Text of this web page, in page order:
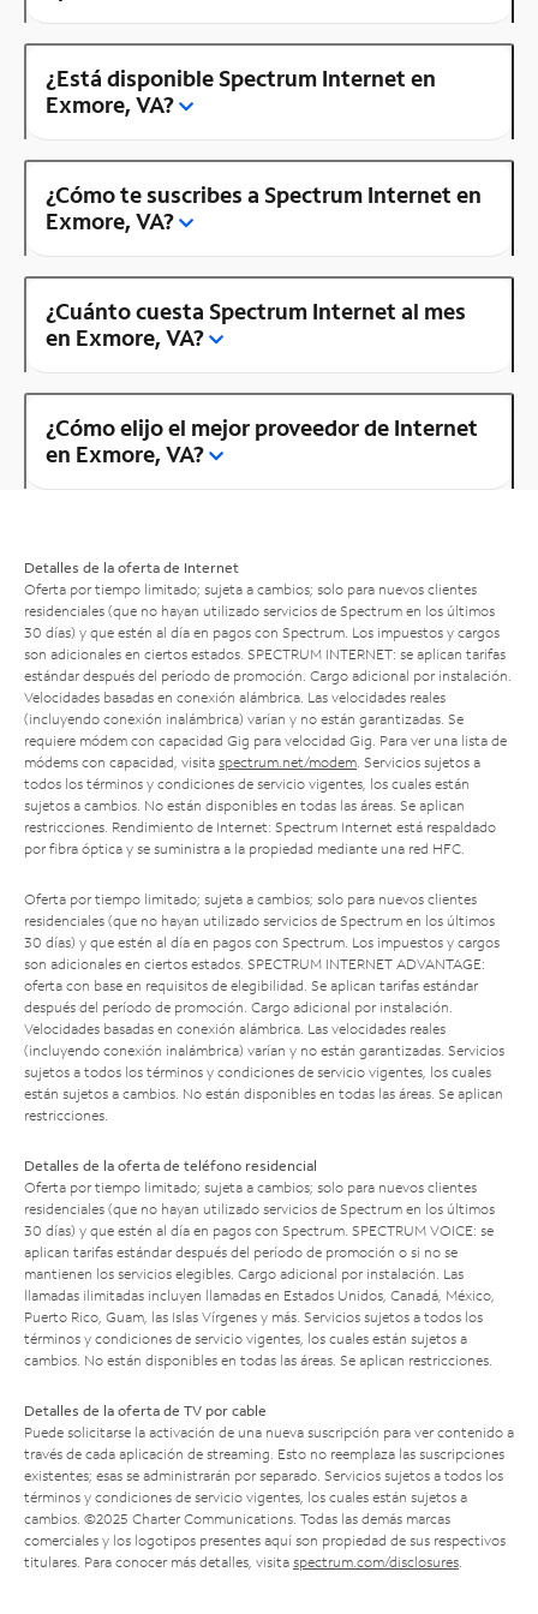
¿Está disponible Spectrum Internet en
Exmore, VA?
¿Cómo te suscribes a Spectrum Internet en
Exmore, VA?
¿Cuánto cuesta Spectrum Internet al mes
en Exmore, VA?
¿Cómo elijo el mejor proveedor de Internet
en Exmore, VA?
Detalles de la oferta de Internet
Oferta por tiempo limitado; sujeta a cambios; solo para nuevos clientes
residenciales (que no hayan utilizado servicios de Spectrum en los últimos
30 días) y que estén al día en pagos con Spectrum. Los impuestos y cargos
son adicionales en ciertos estados. SPECTRUM INTERNET: se aplican tarifas
estándar después del período de promoción. Cargo adicional por instalación.
Velocidades basadas en conexión alámbrica. Las velocidades reales
(incluyendo conexión inalámbrica) varían y no están garantizadas. Se
requiere módem con capacidad Gig para velocidad Gig. Para ver una lista de
módems con capacidad, visita spectrum.net/modem . Servicios sujetos a
todos los términos y condiciones de servicio vigentes, los cuales están
sujetos a cambios. No están disponibles en todas las áreas. Se aplican
restricciones. Rendimiento de Internet: Spectrum Internet está respaldado
por fibra óptica y se suministra a la propiedad mediante una red HFC.
Oferta por tiempo limitado; sujeta a cambios; solo para nuevos clientes
residenciales (que no hayan utilizado servicios de Spectrum en los últimos
30 días) y que estén al día en pagos con Spectrum. Los impuestos y cargos
son adicionales en ciertos estados. SPECTRUM INTERNET ADVANTAGE:
oferta con base en requisitos de elegibilidad. Se aplican tarifas estándar
después del período de promoción. Cargo adicional por instalación.
Velocidades basadas en conexión alámbrica. Las velocidades reales
(incluyendo conexión inalámbrica) varían y no están garantizadas. Servicios
sujetos a todos los términos y condiciones de servicio vigentes, los cuales
están sujetos a cambios. No están disponibles en todas las áreas. Se aplican
restricciones.
Detalles de la oferta de teléfono residencial
Oferta por tiempo limitado; sujeta a cambios; solo para nuevos clientes
residenciales (que no hayan utilizado servicios de Spectrum en los últimos
30 días) y que estén al día en pagos con Spectrum. SPECTRUM VOICE: se
aplican tarifas estándar después del período de promoción o si no se
mantienen los servicios elegibles. Cargo adicional por instalación. Las
llamadas ilimitadas incluyen llamadas en Estados Unidos, Canadá, México,
Puerto Rico, Guam, las Islas Vírgenes y más. Servicios sujetos a todos los
términos y condiciones de servicio vigentes, los cuales están sujetos a
cambios. No están disponibles en todas las áreas. Se aplican restricciones.
Detalles de la oferta de TV por cable
Puede solicitarse la activación de una nueva suscripción para ver contenido a
través de cada aplicación de streaming. Esto no reemplaza las suscripciones
existentes; esas se administrarán por separado. Servicios sujetos a todos los
términos y condiciones de servicio vigentes, los cuales están sujetos a
cambios. ©2025 Charter Communications. Todas las demás marcas
comerciales y los logotipos presentes aquí son propiedad de sus respectivos
titulares. Para conocer más detalles, visita spectrum.com/disclosures